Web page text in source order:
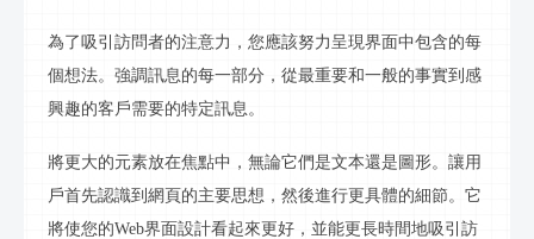
為了吸引訪問者的注意力，您應該努力呈現界面中包含的每
個想法。強調訊息 的每一部分，從最重要和一般的事實到感
興趣的客戶需要的特定訊息 。
將更大的元素放在焦點中，無論它們是文本還是圖形。讓用
戶首先認識到網頁的主要思想，然後進行更具體的細節。它
將使您的Web界面設計看起來更好，並能更長時間地吸引訪